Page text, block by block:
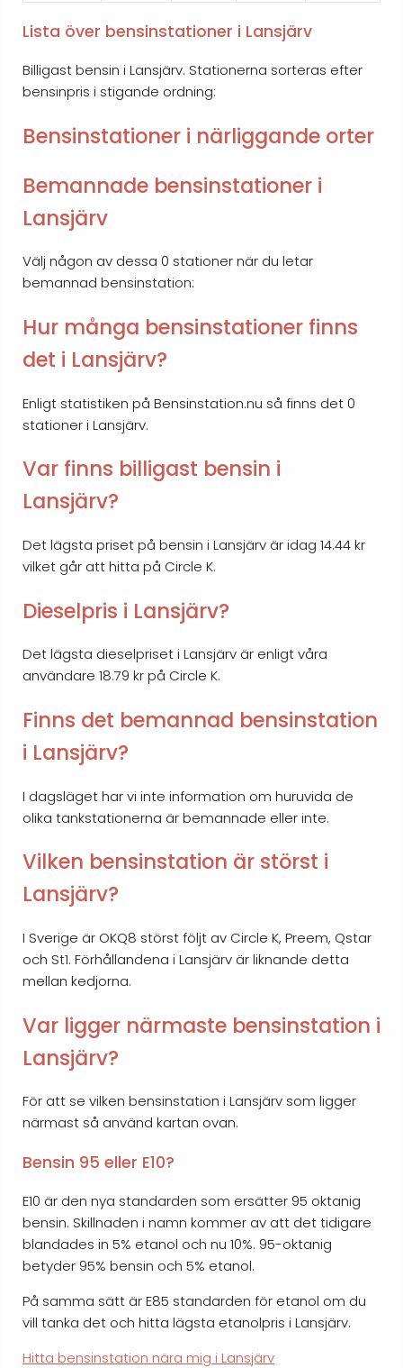
Lista över bensinstationer i Lansjärv
Billigast bensin i Lansjärv. Stationerna sorteras efter
bensinpris i stigande ordning:
Bensinstationer i närliggande orter
Bemannade bensinstationer i
Lansjärv
Välj någon av dessa 0 stationer när du letar
bemannad bensinstation:
Hur många bensinstationer finns
det i Lansjärv?
Enligt statistiken på Bensinstation.nu så finns det 0
stationer i Lansjärv.
Var finns billigast bensin i
Lansjärv?
Det lägsta priset på bensin i Lansjärv är idag 14.44 kr
vilket går att hitta på Circle K.
Dieselpris i Lansjärv?
Det lägsta dieselpriset i Lansjärv är enligt våra
användare 18.79 kr på Circle K.
Finns det bemannad bensinstation
i Lansjärv?
I dagsläget har vi inte information om huruvida de
olika tankstationerna är bemannade eller inte.
Vilken bensinstation är störst i
Lansjärv?
I Sverige är OKQ8 störst följt av Circle K, Preem, Qstar
och St1. Förhållandena i Lansjärv är liknande detta
mellan kedjorna.
Var ligger närmaste bensinstation i
Lansjärv?
För att se vilken bensinstation i Lansjärv som ligger
närmast så använd kartan ovan.
Bensin 95 eller E10?
E10 är den nya standarden som ersätter 95 oktanig
bensin. Skillnaden i namn kommer av att det tidigare
blandades in 5% etanol och nu 10%. 95-oktanig
betyder 95% bensin och 5% etanol.
På samma sätt är E85 standarden för etanol om du
vill tanka det och hitta lägsta etanolpris i Lansjärv.
Hitta bensinstation nära mig i Lansjärv